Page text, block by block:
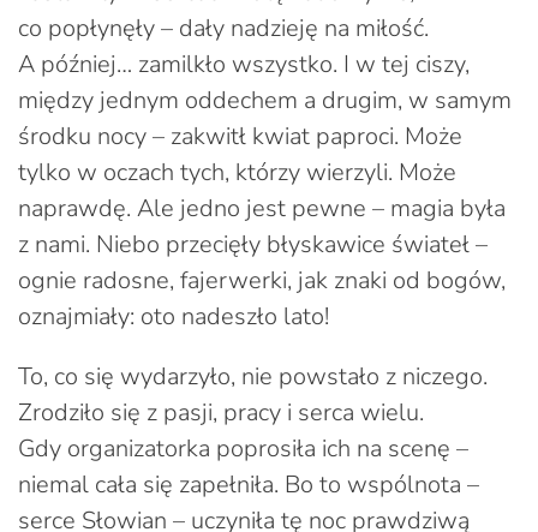
co popłynęły – dały nadzieję na miłość.
A później… zamilkło wszystko. I w tej ciszy,
między jednym oddechem a drugim, w samym
środku nocy – zakwitł kwiat paproci. Może
tylko w oczach tych, którzy wierzyli. Może
naprawdę. Ale jedno jest pewne – magia była
z nami. Niebo przecięły błyskawice świateł –
ognie radosne, fajerwerki, jak znaki od bogów,
oznajmiały: oto nadeszło lato!
To, co się wydarzyło, nie powstało z niczego.
Zrodziło się z pasji, pracy i serca wielu.
Gdy organizatorka poprosiła ich na scenę –
niemal cała się zapełniła. Bo to wspólnota –
serce Słowian – uczyniła tę noc prawdziwą